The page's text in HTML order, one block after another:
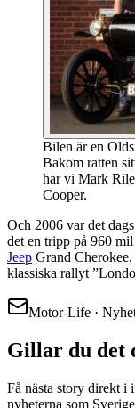
Bilen är en
Bakom ratten
har vi Mark
Cooper.
Och 2006 var det
det en tripp på 960
Jeep Grand
klassiska rallyt
Motor-Life ·
Gillar du det
Få nästa story direkt
nyheterna som